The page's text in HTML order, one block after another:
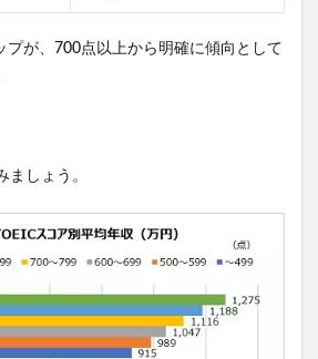
プが、700点以上から明確に傾向として
ましょう。